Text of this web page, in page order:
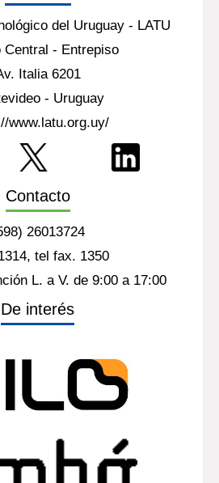
del Uruguay - LATU
Central - Entrepiso
Italia 6201
- Uruguay
www.latu.org.uy/
Contacto
26013724
tel fax. 1350
L. a V. de 9:00 a 17:00
De interés